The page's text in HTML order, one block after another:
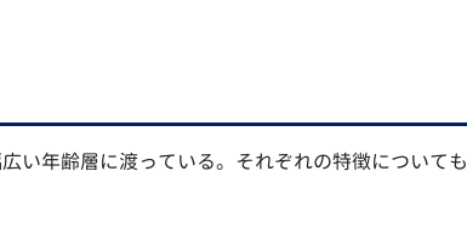
い年齢層に渡っている。それぞれの特徴についても